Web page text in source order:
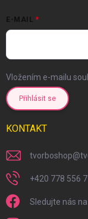
E-MAIL
Vložením e-mailu
Přihlásit se
KONTAKT
tvorboshop@
+420 778 556
Sledujte nás